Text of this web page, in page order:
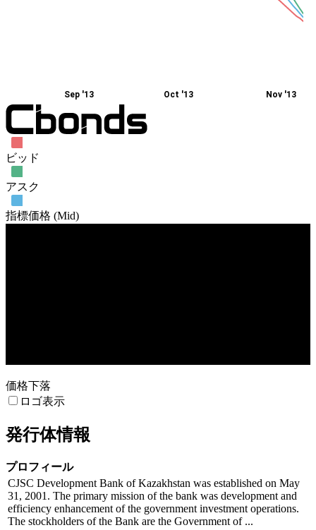
Sep '13 Oct '13 Nov '13
ビッド
アスク
指標価格 (Mid)
価格下落
ロゴ表示
発行体情報
プロフィール
CJSC Development Bank of Kazakhstan was established on May
31, 2001. The primary mission of the bank was development and
efficiency enhancement of the government investment operations.
The stockholders of the Bank are the Government of ...